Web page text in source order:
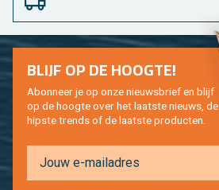
BLIJF OP DE HOOG­TE!
Abon­neer je op onze nieuws­brief en blijf
op de hoog­te over het laat­ste nieuws, de
hip­s­te trends of de laat­ste pro­duc­ten.